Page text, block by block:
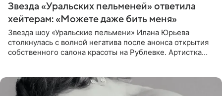
Звезда «Уральских пельменей» ответила
хейтерам: «Можете даже бить меня»
Звезда шоу «Уральские пельмени» Илана Юрьева
столкнулась с волной негатива после анонса открытия
собственного салона красоты на Рублевке. Артистка